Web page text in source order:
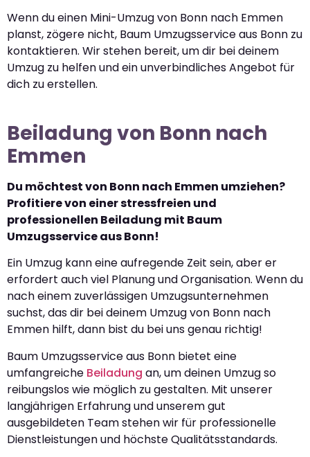
Wenn du einen Mini-Umzug von Bonn nach Emmen
planst, zögere nicht, Baum Umzugsservice aus Bonn zu
kontaktieren. Wir stehen bereit, um dir bei deinem
Umzug zu helfen und ein unverbindliches Angebot für
dich zu erstellen.
Beiladung von Bonn nach
Emmen
Du möchtest von Bonn nach Emmen umziehen?
Profitiere von einer stressfreien und
professionellen Beiladung mit Baum
Umzugsservice aus Bonn!
Ein Umzug kann eine aufregende Zeit sein, aber er
erfordert auch viel Planung und Organisation. Wenn du
nach einem zuverlässigen Umzugsunternehmen
suchst, das dir bei deinem Umzug von Bonn nach
Emmen hilft, dann bist du bei uns genau richtig!
Baum Umzugsservice aus Bonn bietet eine
umfangreiche Beiladung an, um deinen Umzug so
reibungslos wie möglich zu gestalten. Mit unserer
langjährigen Erfahrung und unserem gut
ausgebildeten Team stehen wir für professionelle
Dienstleistungen und höchste Qualitätsstandards.